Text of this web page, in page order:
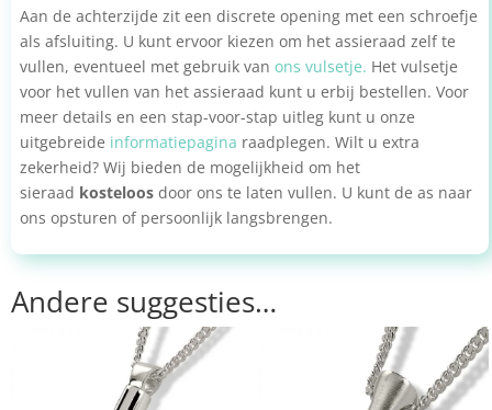
Aan de achterzijde zit een discrete opening met een schroefje
als afsluiting. U kunt ervoor kiezen om het assieraad zelf te
vullen, eventueel met gebruik van ons vulsetje. Het vulsetje
voor het vullen van het assieraad kunt u erbij bestellen. Voor
meer details en een stap-voor-stap uitleg kunt u onze
uitgebreide informatiepagina raadplegen. Wilt u extra
zekerheid? Wij bieden de mogelijkheid om het
sieraad kosteloos door ons te laten vullen. U kunt de as naar
ons opsturen of persoonlijk langsbrengen.
Andere suggesties…